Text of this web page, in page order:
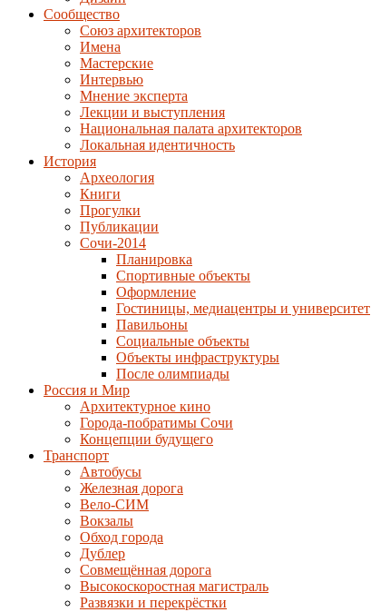
Сообщество
Союз архитекторов
Имена
Мастерские
Интервью
Мнение эксперта
Лекции и выступления
Национальная палата архитекторов
Локальная идентичность
История
Археология
Книги
Прогулки
Публикации
Сочи-2014
Планировка
Спортивные объекты
Оформление
Гостиницы, медиацентры и университет
Павильоны
Социальные объекты
Объекты инфраструктуры
После олимпиады
Россия и Мир
Архитектурное кино
Города-побратимы Сочи
Концепции будущего
Транспорт
Автобусы
Железная дорога
Вело-СИМ
Вокзалы
Обход города
Дублер
Совмещённая дорога
Высокоскоростная магистраль
Развязки и перекрёстки